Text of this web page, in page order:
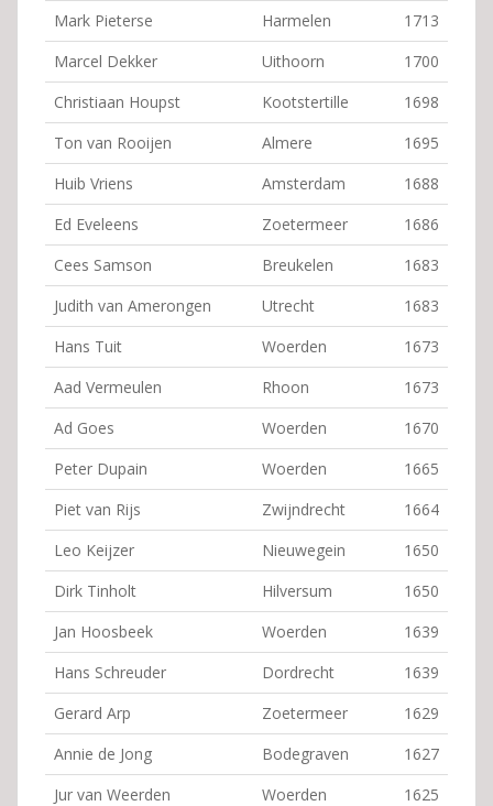
Mark Pieterse
Harmelen
1713
Marcel Dekker
Uithoorn
1700
Christiaan Houpst
Kootstertille
1698
Ton van Rooijen
Almere
1695
Huib Vriens
Amsterdam
1688
Ed Eveleens
Zoetermeer
1686
Cees Samson
Breukelen
1683
Judith van Amerongen
Utrecht
1683
Hans Tuit
Woerden
1673
Aad Vermeulen
Rhoon
1673
Ad Goes
Woerden
1670
Peter Dupain
Woerden
1665
Piet van Rijs
Zwijndrecht
1664
Leo Keijzer
Nieuwegein
1650
Dirk Tinholt
Hilversum
1650
Jan Hoosbeek
Woerden
1639
Hans Schreuder
Dordrecht
1639
Gerard Arp
Zoetermeer
1629
Annie de Jong
Bodegraven
1627
Jur van Weerden
Woerden
1625